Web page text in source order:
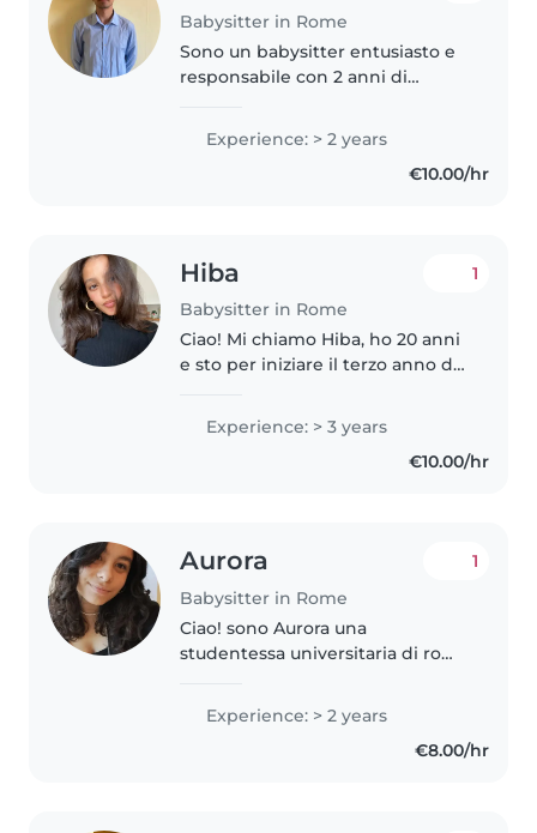
Babysitter in Rome
Sono un babysitter entusiasto e
responsabile con 2 anni di
bambini in età prescolare ai
Experience: > 2 years
€10.00/hr
Hiba
Babysitter in Rome
1
Ciao! Mi chiamo Hiba, ho 20 anni
e sto per iniziare il terzo anno di
esperienza con i bambini. Ho
lavorato come babysitter con
Experience: > 3 years
€10.00/hr
Aurora
Babysitter in Rome
1
Ciao! sono Aurora una
studentessa universitaria di roma
sostenere i miei studi, sono una
persona, gentile, paziente e
soprattutto attenta, amo stare in..
Experience: > 2 years
€8.00/hr